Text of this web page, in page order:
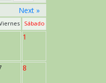
Next »
Sábado
1
8